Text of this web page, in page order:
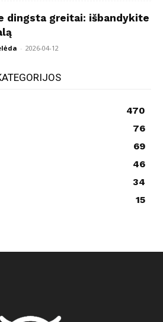
dingsta greitai: išbandykite
- 2026-04-12
470
76
69
46
34
15